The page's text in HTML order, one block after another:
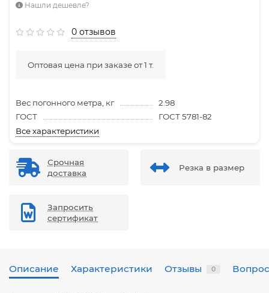
Нашли дешевле?
0 отзывов
Оптовая цена при заказе от 1 т.
Вес погонного метра, кг
2.98
ГОСТ
ГОСТ 5781-82
Все характеристики
Срочная
доставка
Резка в размер
Запросить
сертификат
Описание Характеристики Отзывы 0